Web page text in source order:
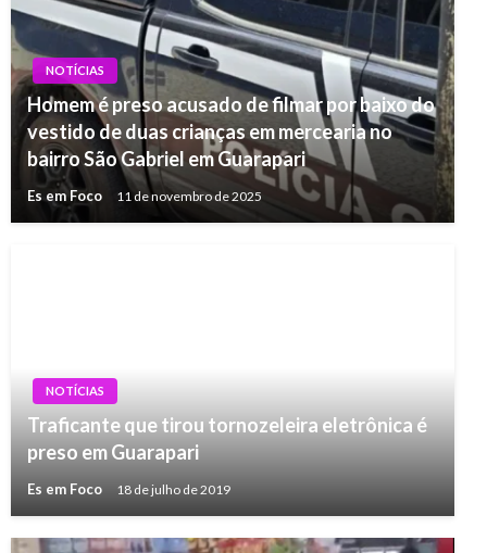
NOTÍCIAS
Homem é preso acusado de filmar por baixo do
vestido de duas crianças em mercearia no
bairro São Gabriel em Guarapari
Es em Foco 11 de novembro de 2025
NOTÍCIAS
Traficante que tirou tornozeleira eletrônica é
preso em Guarapari
Es em Foco 18 de julho de 2019